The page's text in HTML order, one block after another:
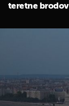
teretne